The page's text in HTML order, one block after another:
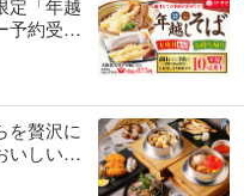
定「年越
予約受付
を贅沢に
いしい限
）」で